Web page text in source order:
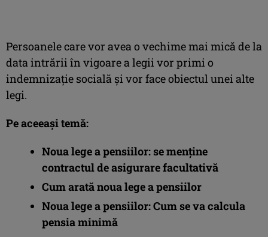
Persoanele care vor avea o vechime mai mică de la
data intrării în vigoare a legii vor primi o
indemnizație socială și vor face obiectul unei alte
legi.
Pe aceeaşi temă:
Noua lege a pensiilor: se menţine
contractul de asigurare facultativă
Cum arată noua lege a pensiilor
Noua lege a pensiilor: Cum se va calcula
pensia minimă